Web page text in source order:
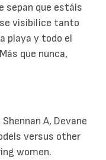
sepan que estáis
visibilice tanto
playa y todo el
que nunca,
A, Devane
versus other
women.